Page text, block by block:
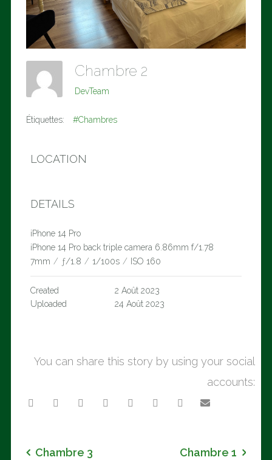
Chambre 2
DevTeam
Étiquettes: #Chambres
LOCATION
DETAILS
iPhone 14 Pro
iPhone 14 Pro back triple camera 6.86mm f/1.78
7mm / ƒ/1.8 / 1/100s / ISO 160
Created
2 Août 2023
Uploaded
24 Août 2023
You can share this story by using your social
accounts:
Chambre 3 Chambre 1